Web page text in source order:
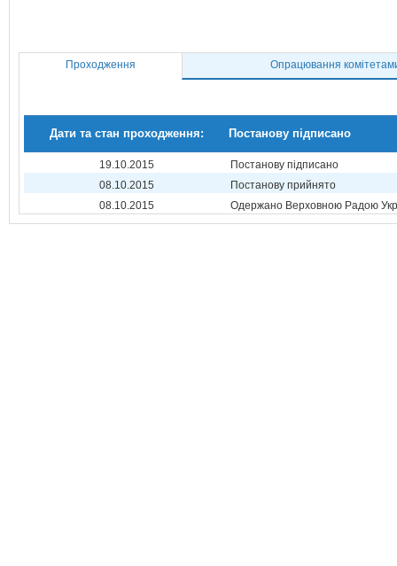
Проходження Опрацювання
Дати та стан проходження: Постанову підписано
19.10.2015
Постанову підписано
08.10.2015
Постанову прийнято
08.10.2015
Одержано Верховною Радою